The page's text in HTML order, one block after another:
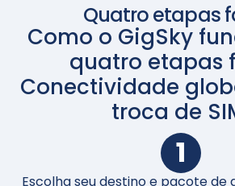
Quatro etapas
Como o GigSky
quatro etapas
Conectividade
troca de
1
Escolha seu destino e pacote de